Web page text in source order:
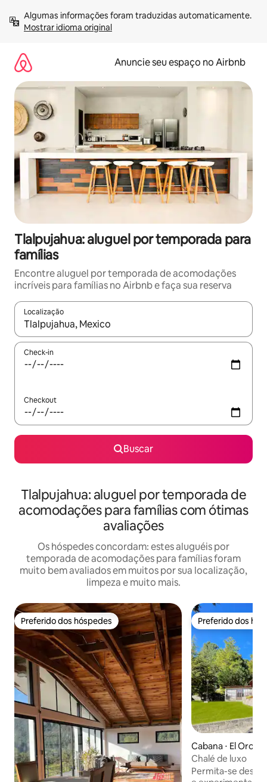
para
Mostrar idioma original
Anuncie seu espaço no Airbnb
Tlalpujahua: aluguel por temporada para
famílias
Encontre aluguel por temporada de acomodações
incríveis para famílias no Airbnb e faça sua reserva
Localização
Quando os resultados estiverem disponíveis, explore-os
Check-in
Checkout
Buscar
Tlalpujahua: aluguel por temporada de
acomodações para famílias com ótimas
avaliações
Os hóspedes concordam: estes aluguéis por
temporada de acomodações para famílias foram
muito bem avaliados em muitos por sua localização,
limpeza e muito mais.
Preferido dos hóspedes
Preferido dos hóspedes Preferido dos
Preferido dos
Cabana ⋅ El Oro
Chalé de luxo
Permita-se